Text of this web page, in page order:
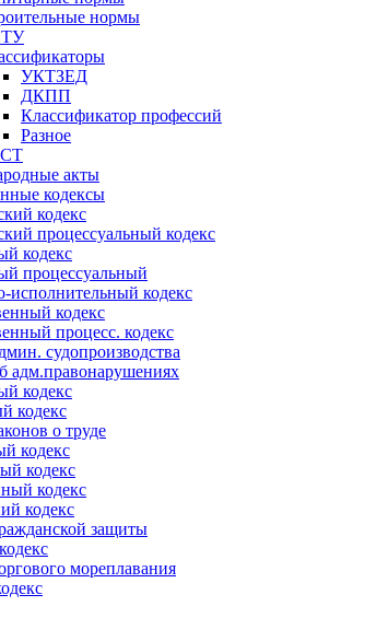
нормы
УКТЗЕД
ДКПП
Классификатор профессий
Разное
акты
кодексы
кодекс
процессуальный кодекс
кодекс
процессуальный
исполнительный кодекс
кодекс
процесс. кодекс
судопроизводства
адм.правонарушениях
кодекс
кодекс
о труде
кодекс
кодекс
кодекс
кодекс
защиты
мореплавания